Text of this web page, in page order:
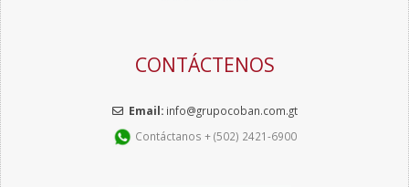
CONTÁCTENOS
Email: info@grupocoban.com.gt
Contáctanos + (502) 2421-6900